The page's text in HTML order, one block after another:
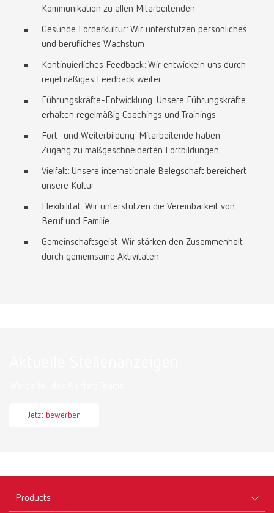
Kommunikation zu allen Mitarbeitenden
Gesunde Förderkultur: Wir unterstützen persönliches
und berufliches Wachstum
Kontinuierliches Feedback: Wir entwickeln uns durch
regelmäßiges Feedback weiter
Führungskräfte-Entwicklung: Unsere Führungskräfte
erhalten regelmäßig Coachings und Trainings
Fort- und Weiterbildung: Mitarbeitende haben
Zugang zu maßgeschneiderten Fortbildungen
Vielfalt: Unsere internationale Belegschaft bereichert
unsere Kultur
Flexibilität: Wir unterstützen die Vereinbarkeit von
Beruf und Familie
Gemeinschaftsgeist: Wir stärken den Zusammenhalt
durch gemeinsame Aktivitäten
Jetzt bewerben
Products